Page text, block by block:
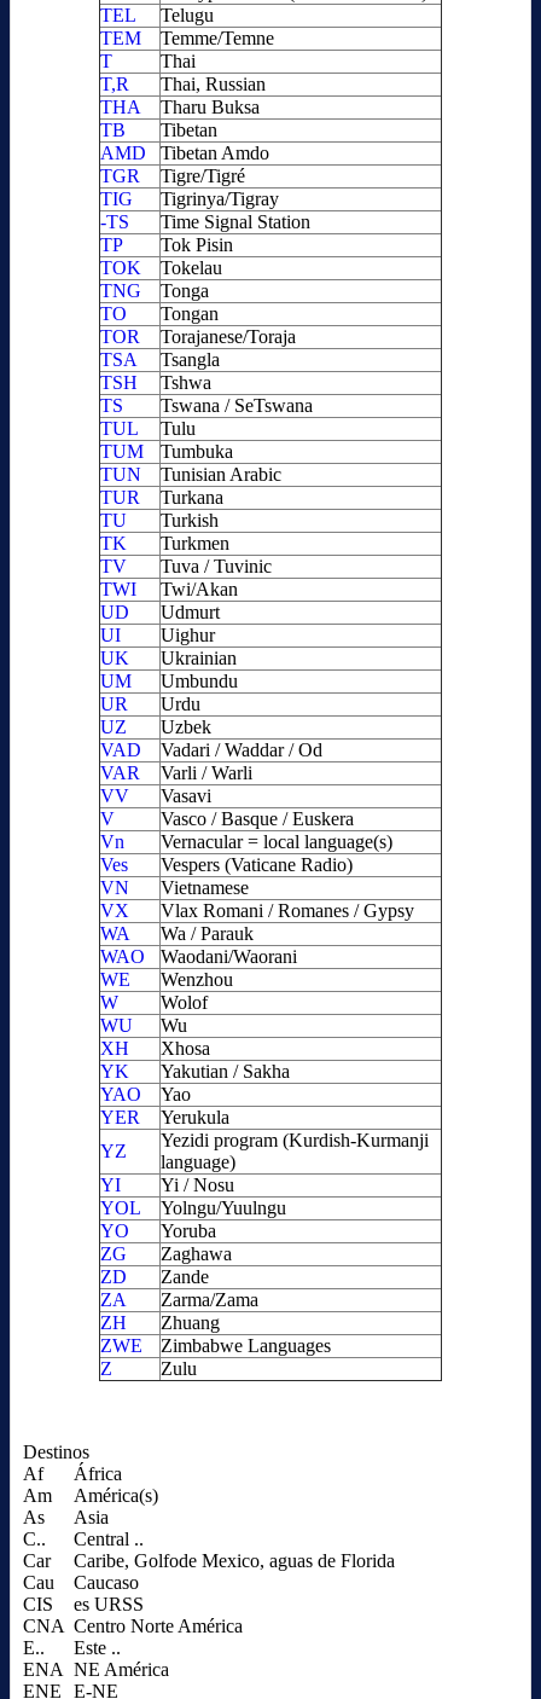
TEL
Telugu
TEM
Temme/Temne
T
Thai
T,R
Thai, Russian
THA
Tharu Buksa
TB
Tibetan
AMD
Tibetan Amdo
TGR
Tigre/Tigré
TIG
Tigrinya/Tigray
-TS
Time Signal Station
TP
Tok Pisin
TOK
Tokelau
TNG
Tonga
TO
Tongan
TOR
Torajanese/Toraja
TSA
Tsangla
TSH
Tshwa
TS
Tswana / SeTswana
TUL
Tulu
TUM
Tumbuka
TUN
Tunisian Arabic
TUR
Turkana
TU
Turkish
TK
Turkmen
TV
Tuva / Tuvinic
TWI
Twi/Akan
UD
Udmurt
UI
Uighur
UK
Ukrainian
UM
Umbundu
UR
Urdu
UZ
Uzbek
VAD
Vadari / Waddar / Od
VAR
Varli / Warli
VV
Vasavi
V
Vasco / Basque / Euskera
Vn
Vernacular = local language(s)
Ves
Vespers (Vaticane Radio)
VN
Vietnamese
VX
Vlax Romani / Romanes / Gypsy
WA
Wa / Parauk
WAO
Waodani/Waorani
WE
Wenzhou
W
Wolof
WU
Wu
XH
Xhosa
YK
Yakutian / Sakha
YAO
Yao
YER
Yerukula
YZ
Yezidi program (Kurdish-Kurmanji
language)
YI
Yi / Nosu
YOL
Yolngu/Yuulngu
YO
Yoruba
ZG
Zaghawa
ZD
Zande
ZA
Zarma/Zama
ZH
Zhuang
ZWE
Zimbabwe Languages
Z
Zulu
Destinos
Af
África
Am
América(s)
As
Asia
C..
Central ..
Car
Caribe, Golfode Mexico, aguas de Florida
Cau
Caucaso
CIS
es URSS
CNA Centro Norte América
E..
Este ..
ENA NE América
ENE
E-NE